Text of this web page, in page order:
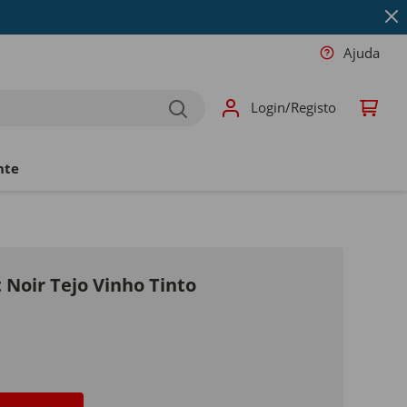
Ajuda
Login/Registo
Noir Tejo Vinho Tinto